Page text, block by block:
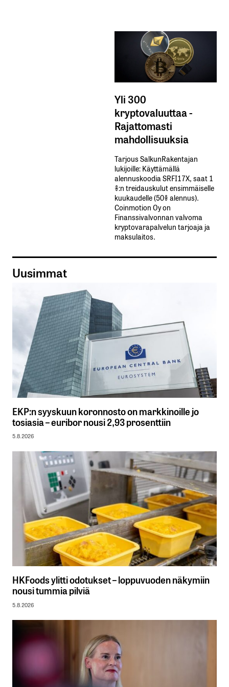
Yli 300
kryptovaluuttaa -
Rajattomasti
mahdollisuuksia
Tarjous SalkunRakentajan
lukijoille: Käyttämällä​ ​
alennuskoodia​ ​SRFI17X,​ ​saat​ ​1
%:n treidauskulut​ ​ensimmäiselle​ ​
kuukaudelle​ ​(50%​ ​alennus).
Coinmotion Oy on
Finanssivalvonnan valvoma
kryptovarapalvelun tarjoaja ja
maksulaitos.
Uusimmat
EKP:n syyskuun koronnosto on markkinoille jo
tosiasia – euribor nousi 2,93 prosenttiin
5.8.2026
HKFoods ylitti odotukset – loppuvuoden näkymiin
nousi tummia pilviä
5.8.2026